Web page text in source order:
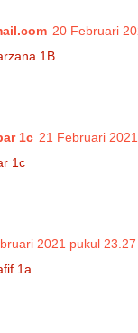
20 Februari
1B
1c 21 Februari
1c
2021 pukul 23.27
1a